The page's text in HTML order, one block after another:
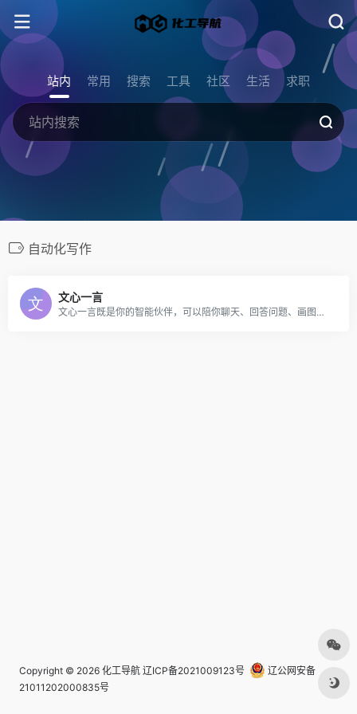
站内 常用 搜索 工具 社区 生活 求职
自动化写作
文心一言
文心一言既是你的智能伙伴，可以陪你聊天、回答问题、画图识图；也是你的AI助手，可以提供灵感、撰写文案、阅读文档、智能翻译，帮你高效完成工作和学习任务。
Copyright © 2026 化工导航 辽ICP备2021009123号
辽公网安备
21011202000835号